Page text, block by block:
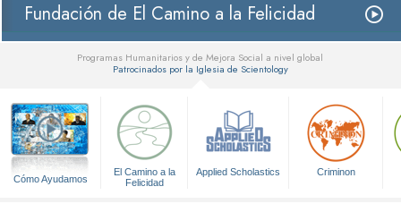
Fundación de El Camino a la Felicidad
Programas Humanitarios y de Mejora Social a nivel global
Patrocinados por la Iglesia de Scientology
Cómo Ayudamos
El Camino a la
Felicidad
Applied Scholastics Criminon